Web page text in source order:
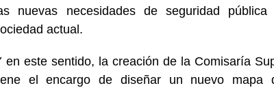
nuevas necesidades de seguridad
actual.
en este sentido, la creación de la Comisaría
el encargo de diseñar un nuevo mapa